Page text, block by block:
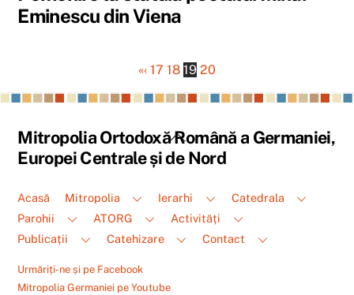
Eminescu din Viena
«‹ 17 18 19 20
Back
To
Mitropolia Ortodoxă Română a Germaniei,
Europei Centrale și de Nord
Acasă Mitropolia Ierarhi
Catedrala
Parohii
ATORG
Activități
Publicații
Catehizare Contact
Urmăriți-ne și pe Facebook
Mitropolia Germaniei pe Youtube